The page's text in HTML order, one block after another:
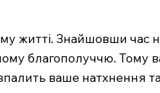
житті. Знайшовши час
благополуччю. Тому
ваше натхнення